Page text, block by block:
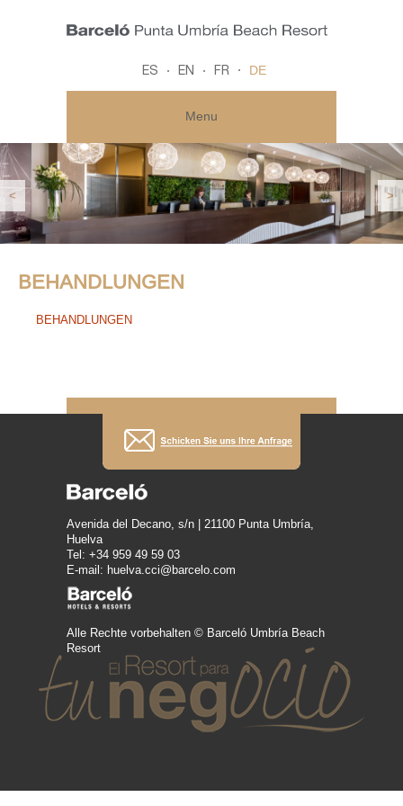
ES EN FR DE
Menu
< >
BEHANDLUNGEN
BEHANDLUNGEN
Avenida del Decano, s/n | 21100 Punta Umbría,
Huelva
Tel: +34 959 49 59 03
E-mail: huelva.cci@barcelo.com
Alle Rechte vorbehalten © Barceló Umbría Beach
Resort